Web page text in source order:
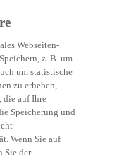
Webseiten-
z. B. um
um statistische
zu erheben,
die auf Ihre
Speicherung und
Wenn Sie auf
Sie der